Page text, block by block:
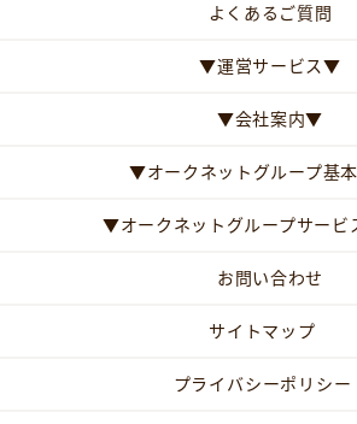
よくあるご質問
▼運営サービス▼
▼会社案内▼
▼オークネットグループ基
▼オークネットグループサー
お問い合わせ
サイトマップ
プライバシーポリシー